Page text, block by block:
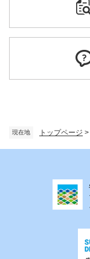
現在地 トップページ >